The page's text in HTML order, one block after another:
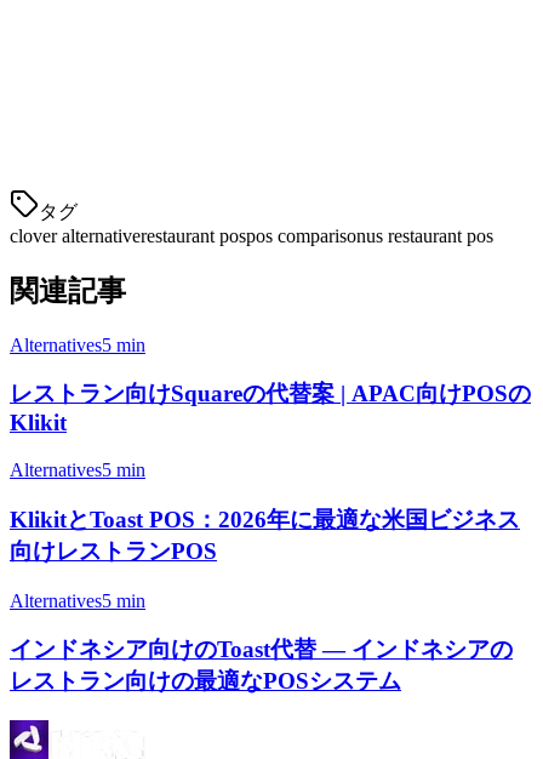
タグ
clover alternativerestaurant pospos comparisonus restaurant pos
関連記事
Alternatives5 min
レストラン向けSquareの代替案 | APAC向けPOSの
Klikit
Alternatives5 min
KlikitとToast POS：2026年に最適な米国ビジネス
向けレストランPOS
Alternatives5 min
インドネシア向けのToast代替 — インドネシアの
レストラン向けの最適なPOSシステム